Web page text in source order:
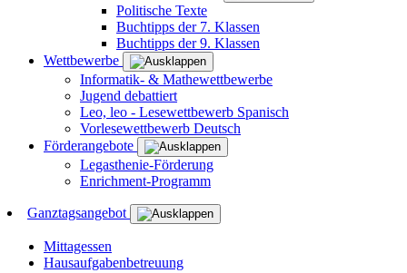
Politische Texte
Buchtipps der 7. Klassen
Buchtipps der 9. Klassen
Wettbewerbe
Informatik- & Mathewettbewerbe
Jugend debattiert
Leo, leo - Lesewettbewerb Spanisch
Vorlesewettbewerb Deutsch
Förderangebote
Legasthenie-Förderung
Enrichment-Programm
Ganztagsangebot
Mittagessen
Hausaufgabenbetreuung